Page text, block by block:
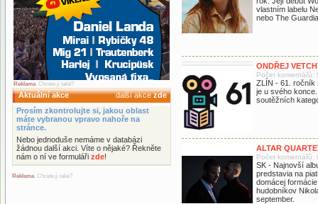
Reklama. Chcete ji také?
Aktuální akce další akcezde
Prosím zkontrolujte si, jakou oblast
máte vybranou vpravo nahoře na
stránce.
Nebo jednoduše nemáme v databázi
žádnou další akci. Víte o nějaké? Řekněte
nám o ní ve formuláři zde!
Reklama. Chcete ji také?
vlastním labelu
nebo The
ONDŘEJ
Počet komentářů:
ZLÍN - 61. ročník
je u svého
soutěžních
ALTAR
Počet komentářů:
SK - Najnovší
predstavia na
domácej
hudobníkov
september.